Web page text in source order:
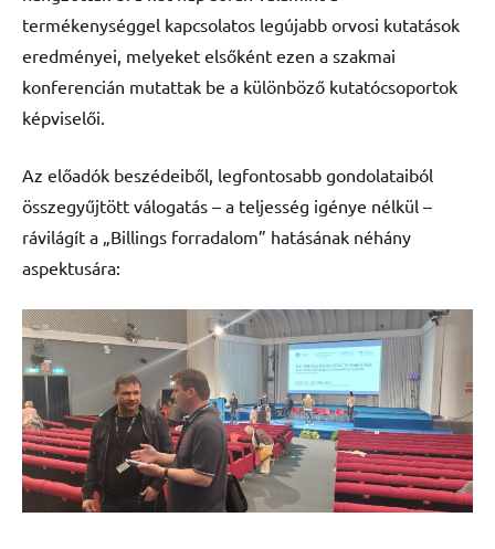
termékenységgel kapcsolatos legújabb orvosi kutatások
eredményei, melyeket elsőként ezen a szakmai
konferencián mutattak be a különböző kutatócsoportok
képviselői.
Az előadók beszédeiből, legfontosabb gondolataiból
összegyűjtött válogatás – a teljesség igénye nélkül –
rávilágít a „Billings forradalom” hatásának néhány
aspektusára: